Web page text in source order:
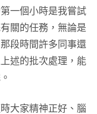
一個小時是我嘗試
關的任務，無論是
段時間許多同事還
述的批次處理，能
大家精神正好、腦